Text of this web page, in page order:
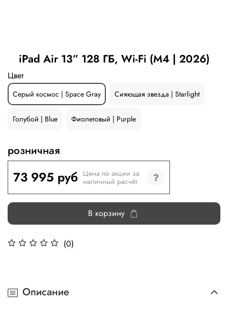
iPad Air 13” 128 ГБ, Wi-Fi (M4 | 2026)
(0)
Цвет
Серый космос | Space Gray Сияющая звезда | Starlight
Голубой | Blue Фиолетовый | Purple
розничная
73 995 руб Цена по акции за
наличный расчёт
В корзину
Описание